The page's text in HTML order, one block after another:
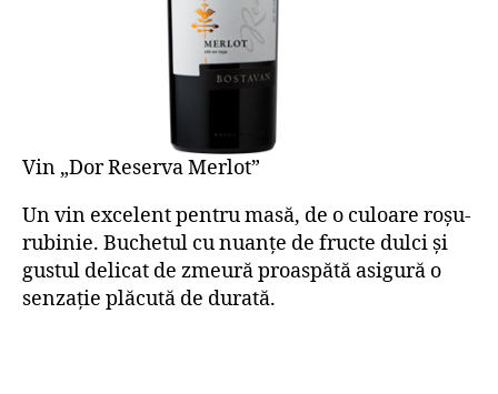
Vin „Dor Reserva Merlot”
Un vin excelent pentru masă, de o culoare roşu-
rubinie. Buchetul cu nuanțe de fructe dulci și
gustul delicat de zmeură proaspătă asigură o
senzație plăcută de durată.